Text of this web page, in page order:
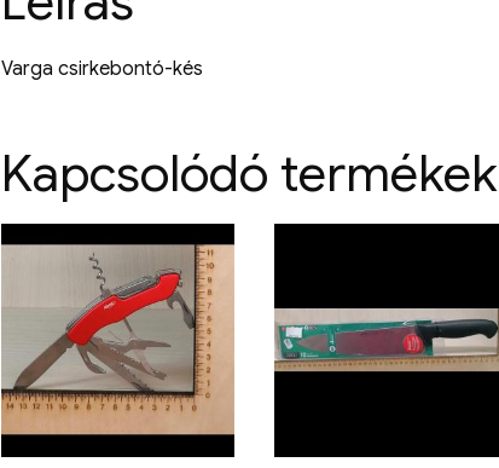
Varga csirkebontó-kés
Kapcsolódó termékek